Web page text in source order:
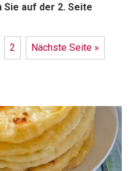
auf der 2. Seite
2 Nächste Seite »